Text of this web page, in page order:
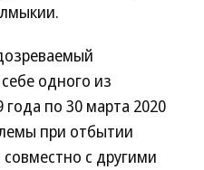
одного из
по 30 марта 2020
при отбытии
с другими